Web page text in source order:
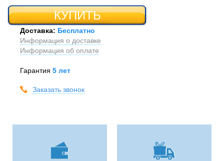
КУПИТЬ
Доставка: Бесплатно
Информация о доставке
Информация об оплате
Гарантия 5 лет
Заказать звонок